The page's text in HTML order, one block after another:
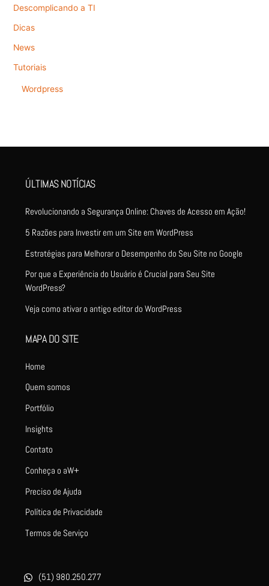
Descomplicando a TI
Dicas
News
Tutoriais
Wordpress
ÚLTIMAS NOTÍCIAS
Revolucionando a Segurança Online: Chaves de Acesso em Ação!
5 Razões para Investir em um Site em WordPress
Estratégias para Melhorar o Desempenho do Seu Site no Google
Por que a Experiência do Usuário é Crucial para Seu Site
WordPress?
Veja como ativar o antigo editor do WordPress
MAPA DO SITE
Home
Quem somos
Portfólio
Insights
Contato
Conheça o aW+
Preciso de Ajuda
Política de Privacidade
Termos de Serviço
(51) 980.250.277